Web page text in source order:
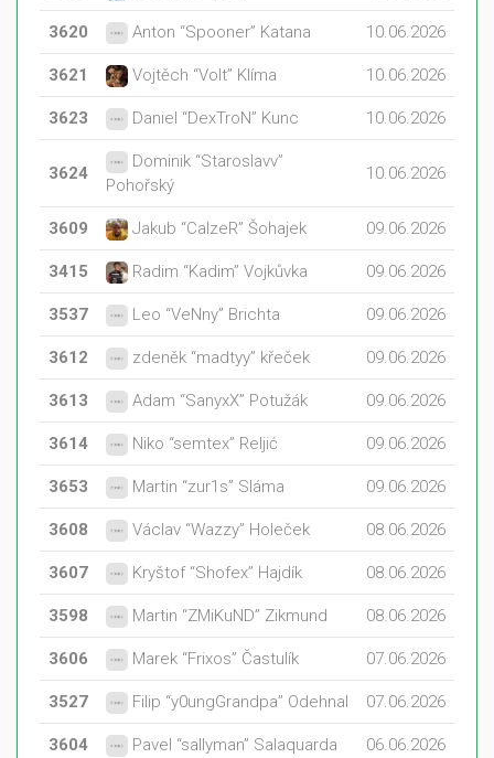
3620 Anton “Spooner” Katana 10.06.2026
3621 Vojtěch “Volt” Klíma 10.06.2026
3623 Daniel “DexTroN” Kunc 10.06.2026
3624
Dominik “Staroslavv”
Pohořský
10.06.2026
3609 Jakub “CalzeR” Šohajek 09.06.2026
3415 Radim “Kadim” Vojkůvka 09.06.2026
3537 Leo “VeNny” Brichta 09.06.2026
3612 zdeněk “madtyy” křeček 09.06.2026
3613 Adam “SanyxX” Potužák 09.06.2026
3614 Niko “semtex” Reljić 09.06.2026
3653 Martin “zur1s” Sláma 09.06.2026
3608 Václav “Wazzy” Holeček 08.06.2026
3607 Kryštof “Shofex” Hajdík 08.06.2026
3598 Martin “ZMiKuND” Zikmund 08.06.2026
3606 Marek “Frixos” Častulík 07.06.2026
3527 Filip “y0ungGrandpa” Odehnal 07.06.2026
3604 Pavel “sallyman” Salaquarda 06.06.2026